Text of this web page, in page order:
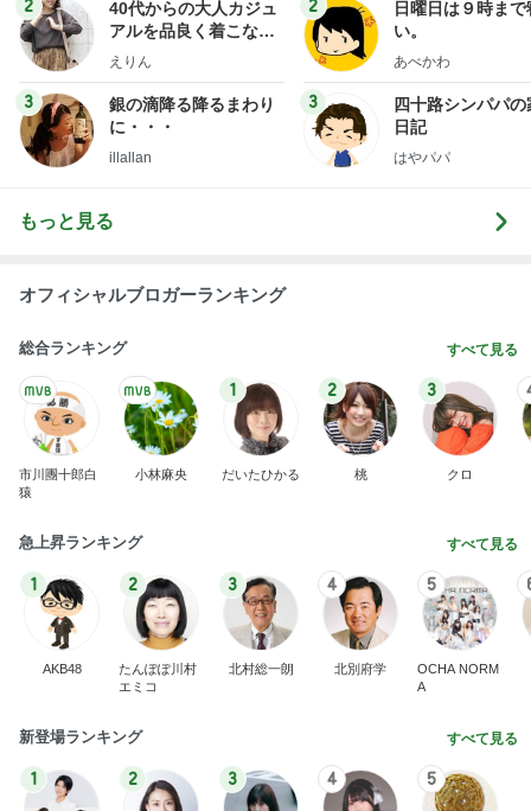
2
40代からの大人カジュ
アルを品良く着こなす
ファッションブログ
えりん
3
銀の滴降る降るまわり
に・・・
illallan
2
日曜日は９時まで
い。
あべかわ
3
四十路シンパパの
日記
はやパパ
もっと見る
オフィシャルブロガーランキング
総合ランキング すべて見る
市川團十郎白
猿
小林麻央
1
だいたひかる
2
桃
3
クロ
急上昇ランキング すべて見る
1
AKB48
2
たんぽぽ川村
エミコ
3
北村総一朗
4
北別府学
5
OCHA NORM
A
新登場ランキング すべて見る
1 2 3 4 5